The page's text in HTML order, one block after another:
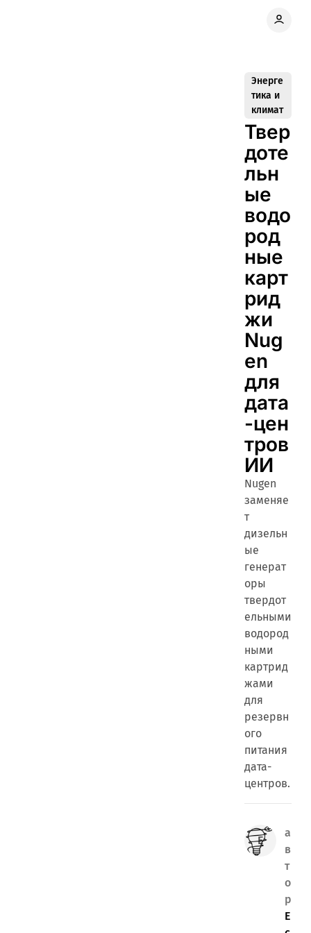
Энерге
тика и
климат
Твер
доте
льн
ые
водо
род
ные
карт
рид
жи
Nug
en
для
дата
-цен
тров
ИИ
Nugen
заменяе
т
дизельн
ые
генерат
оры
твердот
ельными
водород
ными
картрид
жами
для
резервн
ого
питания
дата-
центров.
а
в
т
о
р
E